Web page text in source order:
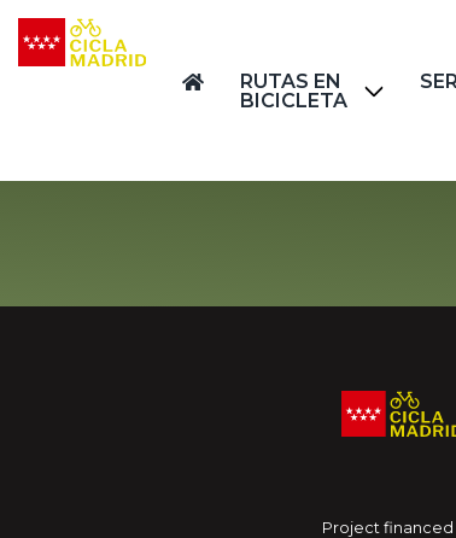
RUTAS EN
BICICLETA
Project financed